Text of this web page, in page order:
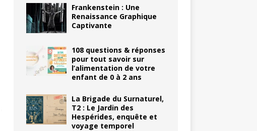
Frankenstein : Une
Renaissance Graphique
Captivante
108 questions & réponses
pour tout savoir sur
l’alimentation de votre
enfant de 0 à 2 ans
La Brigade du Surnaturel,
T2 : Le Jardin des
Hespérides, enquête et
voyage temporel